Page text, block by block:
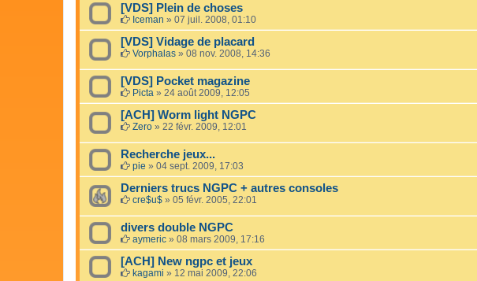
[VDS] Plein de choses
Iceman » 07 juil. 2008, 01:10
[VDS] Vidage de placard
Vorphalas » 08 nov. 2008, 14:36
[VDS] Pocket magazine
Picta » 24 août 2009, 12:05
[ACH] Worm light NGPC
Zero » 22 févr. 2009, 12:01
Recherche jeux...
pie » 04 sept. 2009, 17:03
Derniers trucs NGPC + autres consoles
cre$u$ » 05 févr. 2005, 22:01
divers double NGPC
aymeric » 08 mars 2009, 17:16
[ACH] New ngpc et jeux
kagami » 12 mai 2009, 22:06